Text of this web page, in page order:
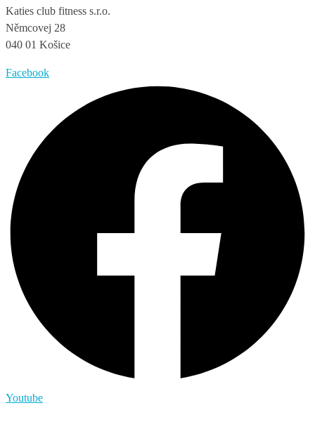
Katies club fitness s.r.o.
Němcovej 28
040 01 Košice
Facebook
Youtube